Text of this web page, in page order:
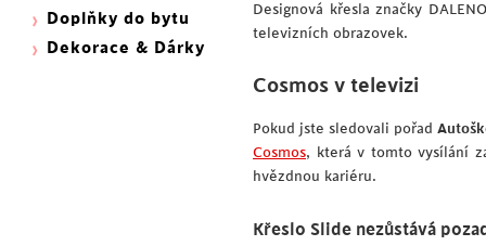
Designová křesla značky
televizních obrazovek.
Cosmos v televizi
Pokud jste sledovali pořad
Cosmos, která v tomto vysílání
hvězdnou kariéru.
Křeslo Slide nezůstává
Doplňky do bytu
Dekorace & Dárky